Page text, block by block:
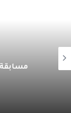
مسابقة